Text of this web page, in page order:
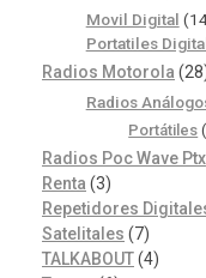
Movil Digital
Portatiles
Radios Motorola
Radios
Portátiles
Radios Poc Wave Ptx
Renta (3)
Repetidores
Satelitales (7)
TALKABOUT(4)